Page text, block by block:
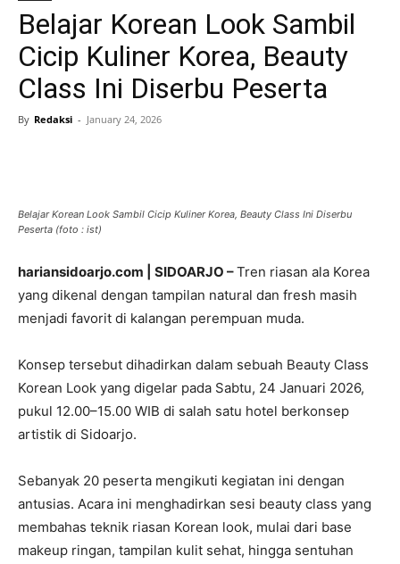
Belajar Korean Look Sambil
Cicip Kuliner Korea, Beauty
Class Ini Diserbu Peserta
By Redaksi - January 24, 2026
Belajar Korean Look Sambil Cicip Kuliner Korea, Beauty Class Ini Diserbu
Peserta (foto : ist)
hariansidoarjo.com | SIDOARJO –Tren riasan ala Korea
yang dikenal dengan tampilan natural dan fresh masih
menjadi favorit di kalangan perempuan muda.
Konsep tersebut dihadirkan dalam sebuah Beauty Class
Korean Look yang digelar pada Sabtu, 24 Januari 2026,
pukul 12.00–15.00 WIB di salah satu hotel berkonsep
artistik di Sidoarjo.
Sebanyak 20 peserta mengikuti kegiatan ini dengan
antusias. Acara ini menghadirkan sesi beauty class yang
membahas teknik riasan Korean look, mulai dari base
makeup ringan, tampilan kulit sehat, hingga sentuhan